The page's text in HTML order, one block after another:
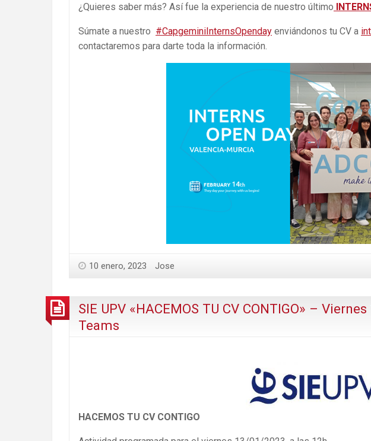
¿Quieres saber más? Así fue la experiencia de nuestro último
Súmate a nuestro #CapgeminiInternsOpenday enviándonos tu CV a
contactaremos para darte toda la información.
10 enero, 2023 Jose
SIE UPV «HACEMOS TU CV CONTIGO» –
Teams
HACEMOS TU CV CONTIGO